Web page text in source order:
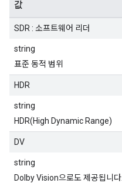
값
SDR : 소프트웨어 리더
string
표준 동적 범위
HDR
string
HDR(High Dynamic Range)
DV
string
Dolby Vision으로도 제공됩니다.